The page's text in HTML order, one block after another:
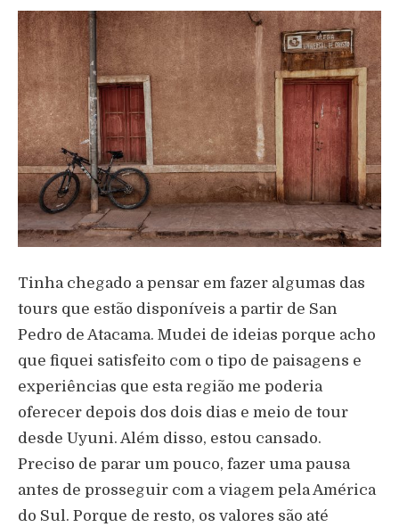
Tinha chegado a pensar em fazer algumas das
tours que estão disponíveis a partir de San
Pedro de Atacama. Mudei de ideias porque acho
que fiquei satisfeito com o tipo de paisagens e
experiências que esta região me poderia
oferecer depois dos dois dias e meio de tour
desde Uyuni. Além disso, estou cansado.
Preciso de parar um pouco, fazer uma pausa
antes de prosseguir com a viagem pela América
do Sul. Porque de resto, os valores são até